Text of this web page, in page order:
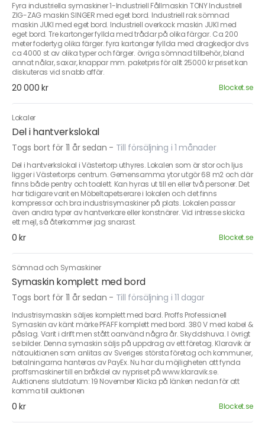
Fyra industriella symaskiner 1-Industriell Fållmaskin TONY Industriell
ZIG-ZAG maskin SINGER med eget bord. Industriell rak sömnad
maskin JUKI med eget bord. Industriell overkock maskin JUKI med
eget bord. Tre kartonger fyllda med trådar på olika färgar. Ca 200
meter fodertyg olika färger. fyra kartonger fyllda med dragkedjor dvs
ca 4000 st av olika typer och färger. övriga sömnad tillbehör, bland
annat nålar, saxar, knappar mm. paketpris för allt 25000 kr priset kan
diskuteras vid snabb affär.
20 000 kr Blocket.se
Lokaler
Del i hantverkslokal
Togs bort för 11 år sedan - Till försäljning i 1 månader
Del i hantverkslokal i Västertorp uthyres. Lokalen som är stor och ljus
ligger i Västertorps centrum. Gemensamma ytor utgör 68 m2 och där
finns både pentry och toalett. Kan hyras ut till en eller två personer. Det
har tidigare varit en Möbeltapetserare i lokalen och det finns
kompressor och bra industrisymaskiner på plats. Lokalen passar
även andra typer av hantverkare eller konstnärer. Vid intresse skicka
ett mejl, så återkommer jag snarast.
0 kr Blocket.se
Sömnad och Symaskiner
Symaskin komplett med bord
Togs bort för 11 år sedan - Till försäljning i 11 dagar
Industrisymaskin säljes komplett med bord. Proffs Professionell
Symaskin av känt märke PFAFF komplett med bord. 380 V med kabel &
påslag. Varit i drift men stått oanvänd några år. Skyddshuva. I övrigt
se bilder. Denna symaskin säljs på uppdrag av ett företag. Klaravik är
nätauktionen som anlitas av Sveriges största företag och kommuner,
betalningarna hanteras av PayEx. Nu har du möjligheten att fynda
proffsmaskiner till en bråkdel av nypriset på www.klaravik.se.
Auktionens slutdatum: 19 November Klicka på länken nedan för att
komma till auktionen
0 kr Blocket.se